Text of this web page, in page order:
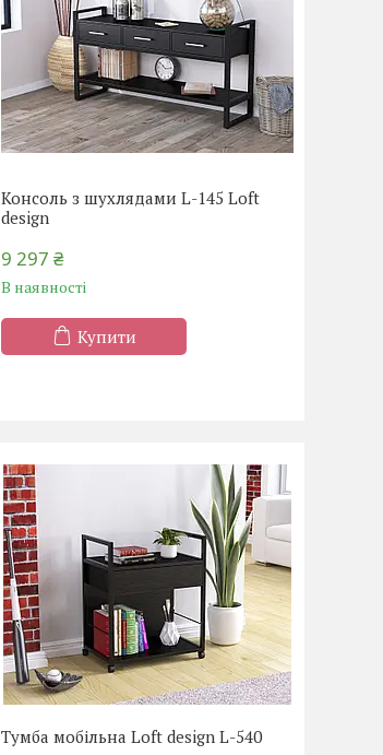
Консоль з шухлядами L-145 Loft
design
9 297 ₴
В наявності
Купити
Тумба мобільна Loft design L-540